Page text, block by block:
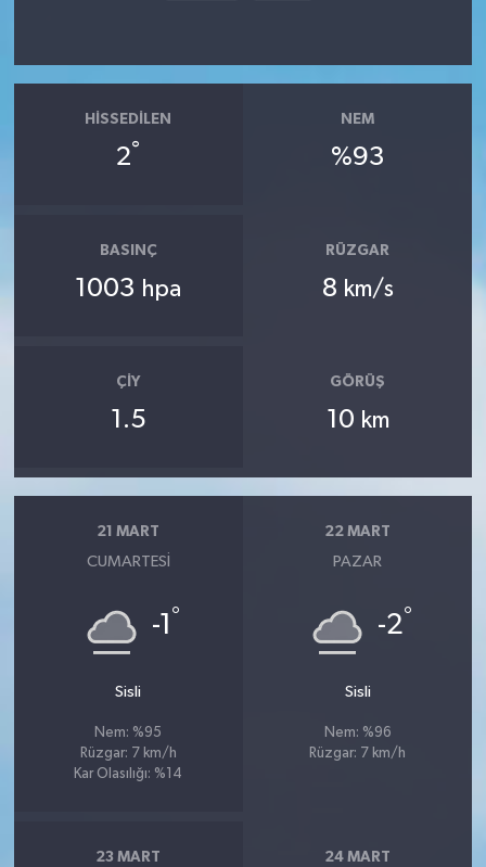
HISSEDILEN
2°
NEM
%93
BASINÇ
1003 hpa
RÜZGAR
8 km/s
ÇIY
1.5
GÖRÜŞ
10 km
21 MART
CUMARTESI
-1 °
Sisli
Nem: %95
Rüzgar: 7 km/h
Kar Olasılığı: %14
22 MART
PAZAR
-2°
Sisli
Nem: %96
Rüzgar: 7 km/h
23 MART 24 MART